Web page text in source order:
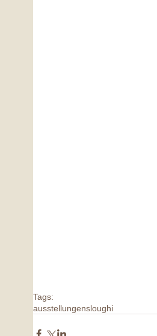
Tags:
ausstellungensloughi